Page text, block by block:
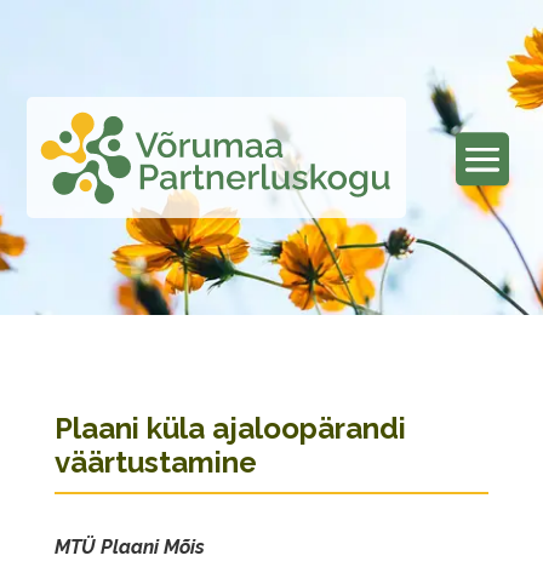
Plaani küla ajaloopärandi
väärtustamine
MTÜ Plaani Mõis